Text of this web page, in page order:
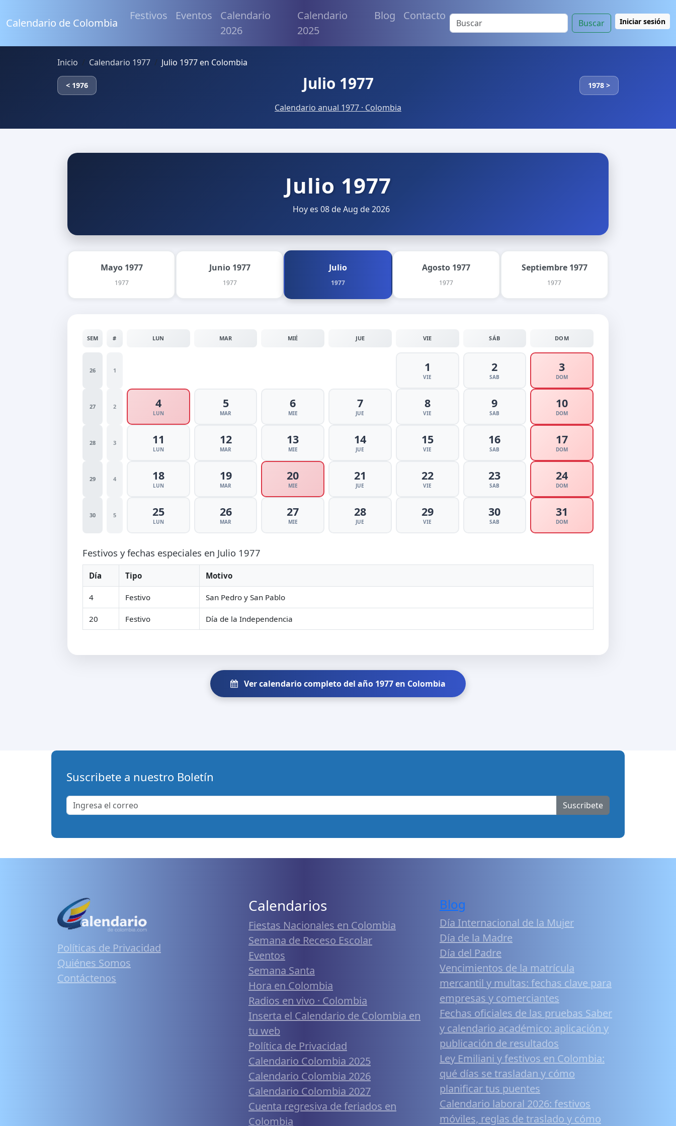
Calendario de Colombia
Festivos Eventos
Calendario
2026
Calendario
2025
Blog Contacto
Buscar Iniciar sesión
Inicio Calendario 1977 Julio 1977 en Colombia
< 1976 Julio 1977 1978 >
Calendario anual 1977 · Colombia
Julio 1977
Hoy es 08 de Aug de 2026
Mayo 1977
1977
Junio 1977
1977
Julio
1977
Agosto 1977
1977
Septiembre 1977
1977
SEM # LUN MAR MIÉ JUE VIE SÁB DOM
26 1 1
VIE
2
SAB
3
DOM
27 2 4
LUN
5
MAR
6
MIE
7
JUE
8
VIE
9
SAB
10
DOM
28 3 11
LUN
12
MAR
13
MIE
14
JUE
15
VIE
16
SAB
17
DOM
29 4 18
LUN
19
MAR
20
MIE
21
JUE
22
VIE
23
SAB
24
DOM
30 5 25
LUN
26
MAR
27
MIE
28
JUE
29
VIE
30
SAB
31
DOM
Festivos y fechas especiales en Julio 1977
Día Tipo Motivo
4 Festivo San Pedro y San Pablo
20 Festivo Día de la Independencia
Ver calendario completo del año 1977 en Colombia
Suscribete a nuestro Boletín
Suscribete
Políticas de Privacidad
Quiénes Somos
Contáctenos
Calendarios
Fiestas Nacionales en Colombia
Semana de Receso Escolar
Eventos
Semana Santa
Hora en Colombia
Radios en vivo · Colombia
Inserta el Calendario de Colombia en
tu web
Política de Privacidad
Calendario Colombia 2025
Calendario Colombia 2026
Calendario Colombia 2027
Cuenta regresiva de feriados en
Colombia
Blog
Día Internacional de la Mujer
Día de la Madre
Día del Padre
Vencimientos de la matrícula
mercantil y multas: fechas clave para
empresas y comerciantes
Fechas oficiales de las pruebas Saber
y calendario académico: aplicación y
publicación de resultados
Ley Emiliani y festivos en Colombia:
qué días se trasladan y cómo
planificar tus puentes
Calendario laboral 2026: festivos
móviles, reglas de traslado y cómo